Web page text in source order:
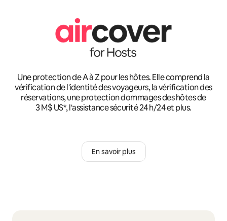
Une protection de A à Z pour les hôtes. Elle comprend la
vérification de l'identité des voyageurs, la vérification des
réservations, une protection dommages des hôtes de
3 M$ US*, l'assistance sécurité 24 h/24 et plus.
En savoir plus